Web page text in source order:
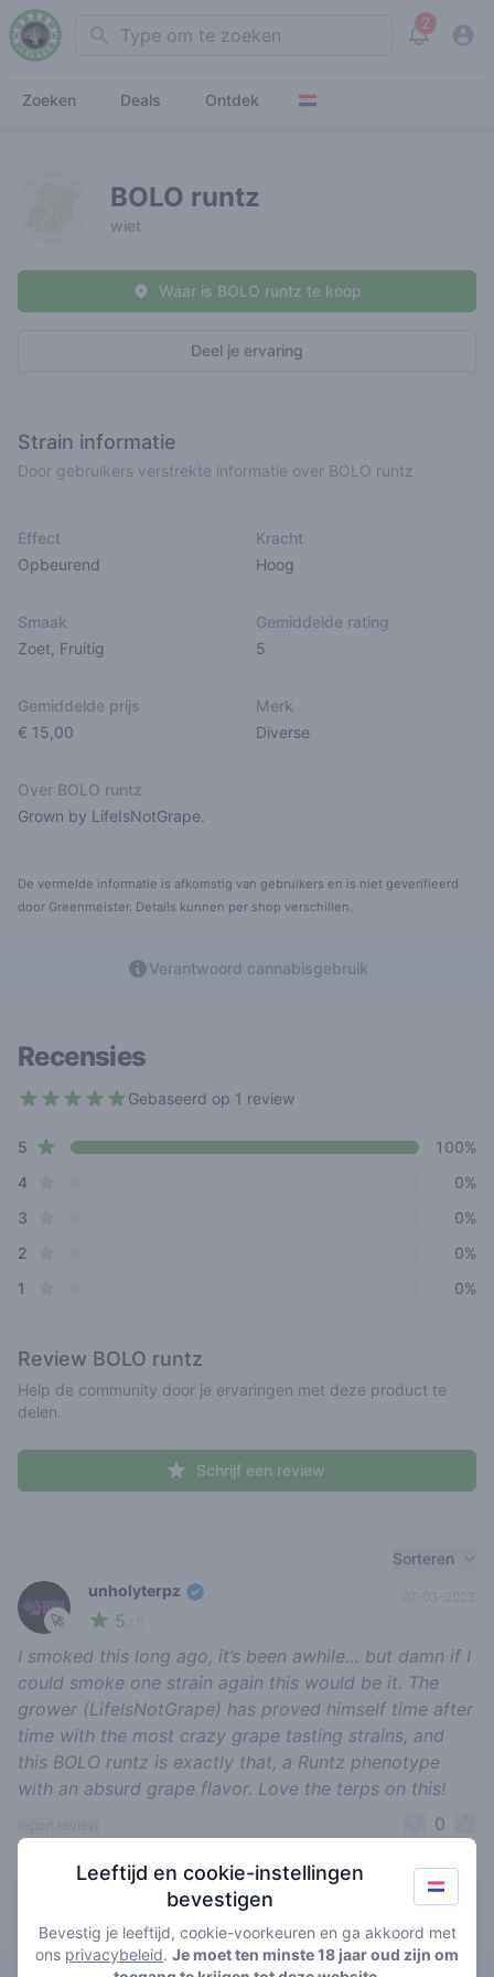
Search 2
View
Zoeken Deals Ontdek
BOLO runtz
wiet
Deel je ervaring
Waar is BOLO runtz te koop
Strain informatie
Door gebruikers verstrekte informatie over BOLO runtz
Effect
Opbeurend
Kracht
Hoog
Smaak
Zoet Fruitig
Gemiddelde rating
5
Gemiddelde prijs
€ 15,00
Merk
Diverse
Over BOLO runtz
Grown by LifeIsNotGrape.
De vermelde informatie is afkomstig van gebruikers en is niet geverifieerd
door Greenmeister. Details kunnen per shop verschillen.
Verantwoord cannabisgebruik
Recensies
Gebaseerd op 1 review
Review data
5 star reviews
100%
4star reviews
0%
3
0%
2
0%
1
0%
Review BOLO runtz
Help de community door je ervaringen met deze product te
delen.
Schrijf een review
Sorteren
🚀
unholyterpz
5
07-03-2023
I smoked this long ago, it’s been awhile… but damn if I
could smoke one strain again this would be it. The
grower (LifeIsNotGrape) has proved himself time after
time with the most crazy grape tasting strains, and
this BOLO runtz is exactly that, a Runtz phenotype
with an absurd grape flavor. Love the terps on this!
0
Top rated BOLO runtz
Leeftijd en cookie-instellingen
bevestigen
Bevestig je leeftijd, cookie-voorkeuren en ga akkoord met
ons privacybeleid. Je moet ten minste 18 jaar oud zijn om